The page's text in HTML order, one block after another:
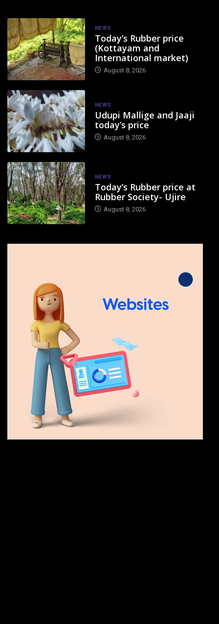
NEWS
Today’s Rubber price
(Kottayam and
International market)
August 8, 2026
NEWS
Udupi Mallige and Jaaji
today’s price
August 8, 2026
NEWS
Today’s Rubber price at
Rubber Society- Ujire
August 8, 2026